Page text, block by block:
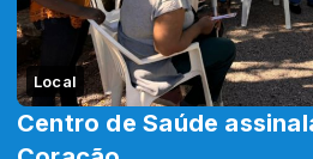
Local
Centro de Saúde